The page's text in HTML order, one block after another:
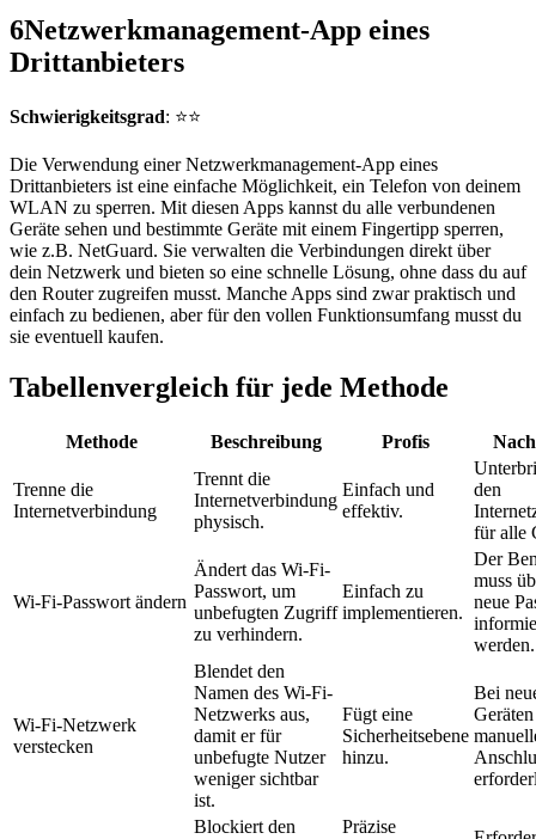
6Netzwerkmanagement-App eines
Drittanbieters
Schwierigkeitsgrad: ⭐⭐
Die Verwendung einer Netzwerkmanagement-App eines
Drittanbieters ist eine einfache Möglichkeit, ein Telefon von deinem
WLAN zu sperren. Mit diesen Apps kannst du alle verbundenen
Geräte sehen und bestimmte Geräte mit einem Fingertipp sperren,
wie z.B. NetGuard. Sie verwalten die Verbindungen direkt über
dein Netzwerk und bieten so eine schnelle Lösung, ohne dass du auf
den Router zugreifen musst. Manche Apps sind zwar praktisch und
einfach zu bedienen, aber für den vollen Funktionsumfang musst du
sie eventuell kaufen.
Tabellenvergleich für jede Methode
Methode Beschreibung Profis
Trenne die
Internetverbindung
Trennt die
Internetverbindung
physisch.
Einfach und
effektiv.
den
für alle
Wi-Fi-Passwort ändern
Ändert das Wi-Fi-
Passwort, um
unbefugten Zugriff
zu verhindern.
Einfach zu
implementieren.
Der
muss
neue
werden.
Wi-Fi-Netzwerk
verstecken
Blendet den
Namen des Wi-Fi-
Netzwerks aus,
damit er für
unbefugte Nutzer
weniger sichtbar
ist.
Fügt eine
Sicherheitsebene
hinzu.
Bei
Blockiert den
Präzise